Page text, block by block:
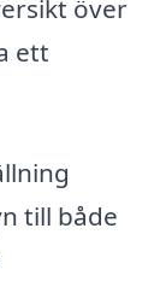
över
ett
till både